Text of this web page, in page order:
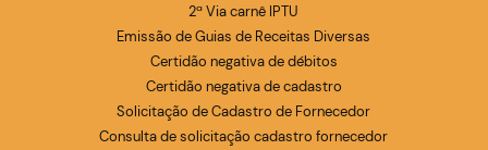
2ª Via carnê IPTU
Emissão de Guias de Receitas Diversas
Certidão negativa de débitos
Certidão negativa de cadastro
Solicitação de Cadastro de Fornecedor
Consulta de solicitação cadastro fornecedor